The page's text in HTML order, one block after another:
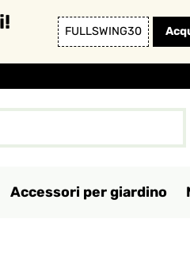
FULLSWING30
Accessori per giardino